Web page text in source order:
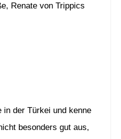
Renate von Trippics
in der Türkei und kenne
besonders gut aus,